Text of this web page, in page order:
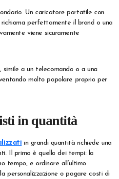
Un caricatore portatile con
perfettamente il brand o una
viene sicuramente
a un telecomando o a una
molto popolare proprio per
in quantità
in grandi quantità richiede una
Il primo è quello dei tempi: la
tempo, e ordinare all’ultimo
personalizzazione o pagare costi di